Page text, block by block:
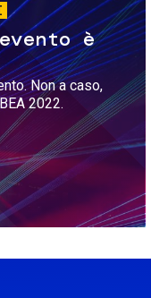
è
Non a caso,
2022.